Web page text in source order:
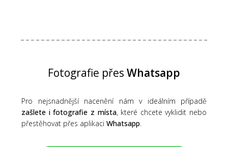
Fotografie přes Whatsapp
Pro nejsnadnější nacenění nám v ideálním případě
zašlete i fotografie z místa, které chcete vyklidit nebo
přestěhovat přes aplikaci Whatsapp.